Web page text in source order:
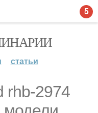
статьи
rhb-2974
5